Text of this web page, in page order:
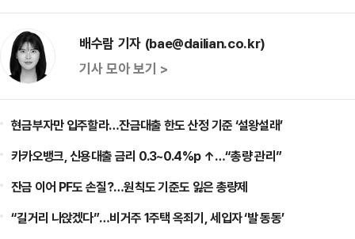
배수람 기자 (bae@dailian.co.kr)
기사 모아 보기 >
현금부자만 입주할라…잔금대출 한도 산정 기준 ‘설왕설래’
카카오뱅크, 신용대출 금리 0.3~0.4%p ↑…“총량 관리”
잔금 이어 PF도 손질?…원칙도 기준도 잃은 총량제
“길거리 나앉겠다”…비거주 1주택 옥죄기, 세입자 ‘발 동동’